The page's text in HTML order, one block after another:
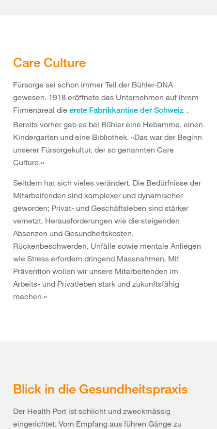
Care Culture
Fürsorge sei schon immer Teil der Bühler-DNA
gewesen. 1918 eröffnete das Unternehmen auf ihrem
Firmenareal die erste Fabrikkantine der Schweiz .
Bereits vorher gab es bei Bühler eine Hebamme, einen
Kindergarten und eine Bibliothek. «Das war der Beginn
unserer Fürsorgekultur, der so genannten Care
Culture.»
Seitdem hat sich vieles verändert. Die Bedürfnisse der
Mitarbeitenden sind komplexer und dynamischer
geworden; Privat- und Geschäftsleben sind stärker
vernetzt. Herausforderungen wie die steigenden
Absenzen und Gesundheitskosten,
Rückenbeschwerden, Unfälle sowie mentale Anliegen
wie Stress erfordern dringend Massnahmen. Mit
Prävention wollen wir unsere Mitarbeitenden im
Arbeits- und Privatleben stark und zukunftsfähig
machen.»
Blick in die Gesundheitspraxis
Der Health Port ist schlicht und zweckmässig
eingerichtet. Vom Empfang aus führen Gänge zu